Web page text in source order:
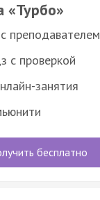
«Турбо»
преподавателем
с проверкой
занятия
бесплатно